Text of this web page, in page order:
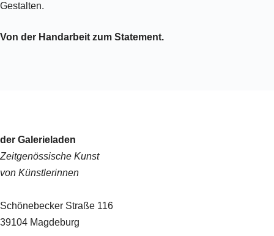
Gestalten.
Von der Handarbeit zum Statement.
der Galerieladen
Zeitgenössische Kunst
von Künstlerinnen
Schönebecker Straße 116
39104 Magdeburg